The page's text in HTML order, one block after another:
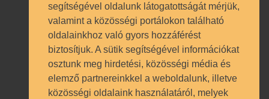
segítségével oldalunk látogatottságát mérjük,
valamint a közösségi portálokon található
oldalainkhoz való gyors hozzáférést
biztosítjuk. A sütik segítségével információkat
osztunk meg hirdetési, közösségi média és
elemző partnereinkkel a weboldalunk, illetve
közösségi oldalaink használatáról, melyek
Technikai azonosítók
OM azonosító 035490 | Működési
engedély BP/1009/03987/2023.
Nyilvántartásba vételi szám TSzI034